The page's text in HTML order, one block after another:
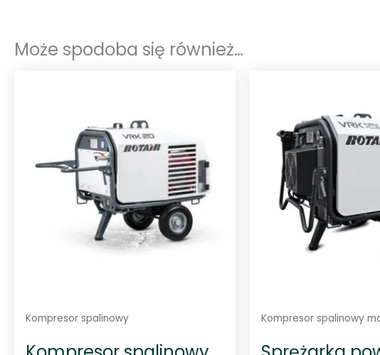
Może spodoba się również…
Kompresor spalinowy Kompresor spalinowy